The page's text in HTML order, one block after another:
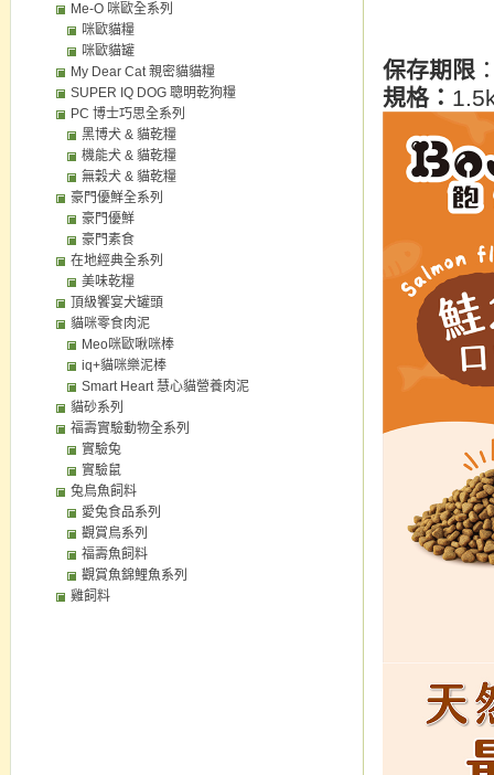
保存期限
規格：
Me-O 咪歐全系列
咪歐貓糧
咪歐貓罐
My Dear Cat 親密貓貓糧
SUPER IQ DOG 聰明乾狗糧
PC 博士巧思全系列
黑博犬 & 貓乾糧
機能犬 & 貓乾糧
無穀犬 & 貓乾糧
豪門優鮮全系列
豪門優鮮
豪門素食
在地經典全系列
美味乾糧
頂級饗宴犬罐頭
貓咪零食肉泥
Meo咪歐啾咪棒
iq+貓咪樂泥棒
Smart Heart 慧心貓營養肉泥
貓砂系列
福壽實驗動物全系列
實驗兔
實驗鼠
兔鳥魚飼料
愛兔食品系列
觀賞鳥系列
福壽魚飼料
觀賞魚錦鯉魚系列
雞飼料